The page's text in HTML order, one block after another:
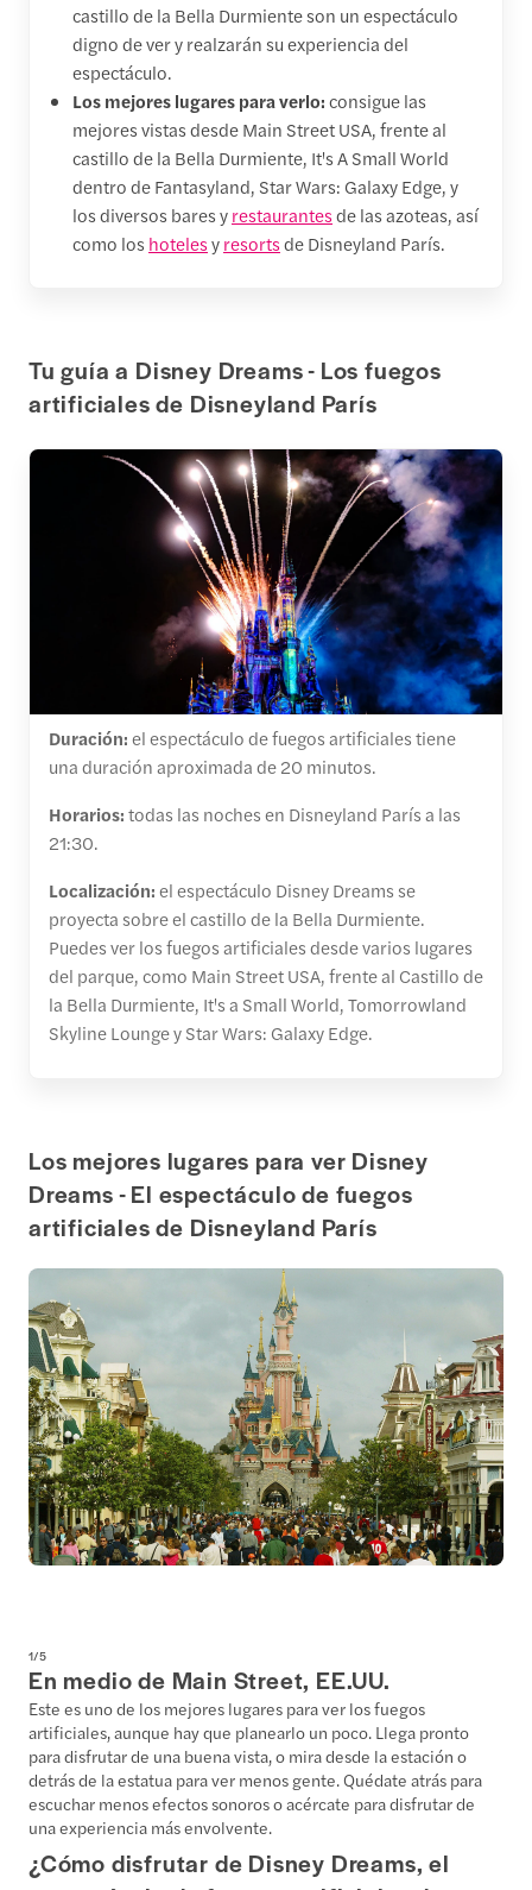
castillo de la Bella Durmiente son un espectáculo
digno de ver y realzarán su experiencia del
espectáculo.
Los mejores lugares para verlo:consigue las
mejores vistas desde Main Street USA, frente al
castillo de la Bella Durmiente, It's A Small World
dentro de Fantasyland, Star Wars: Galaxy Edge, y
los diversos bares yrestaurantesde las azoteas, así
como los hotelesyresortsde Disneyland París.
Tu guía a Disney Dreams - Los fuegos
artificiales de Disneyland París
Duración:el espectáculo de fuegos artificiales tiene
una duración aproximada de 20 minutos.
Horarios:todas las noches en Disneyland París a las
21:30.
Localización:el espectáculo Disney Dreams se
proyecta sobre el castillo de la Bella Durmiente.
Puedes ver los fuegos artificiales desde varios lugares
del parque, como Main Street USA, frente al Castillo de
la Bella Durmiente, It's a Small World, Tomorrowland
Skyline Lounge y Star Wars: Galaxy Edge.
Los mejores lugares para ver Disney
Dreams - El espectáculo de fuegos
artificiales de Disneyland París
1/5
En medio de Main Street, EE.UU.
Este es uno de los mejores lugares para ver los fuegos
artificiales, aunque hay que planearlo un poco. Llega pronto
para disfrutar de una buena vista, o mira desde la estación o
detrás de la estatua para ver menos gente. Quédate atrás para
escuchar menos efectos sonoros o acércate para disfrutar de
una experiencia más envolvente.
¿Cómo disfrutar de Disney Dreams, el